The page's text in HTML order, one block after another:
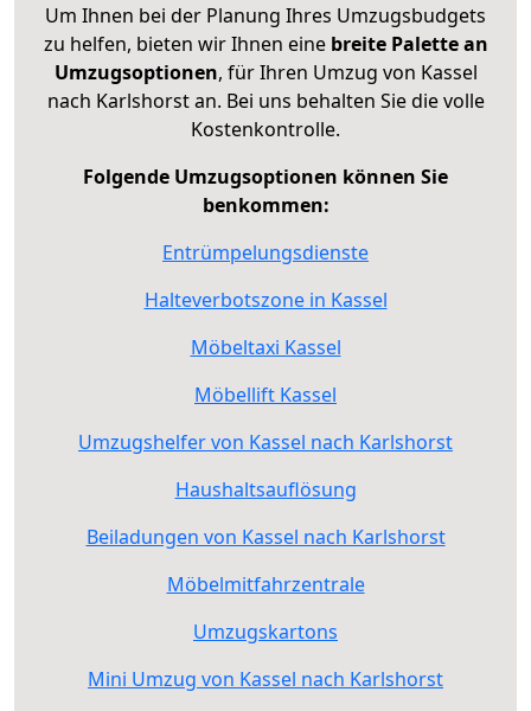
Um Ihnen bei der Planung Ihres Umzugsbudgets
zu helfen, bieten wir Ihnen eine breite Palette an
Umzugsoptionen, für Ihren Umzug von Kassel
nach Karlshorst an. Bei uns behalten Sie die volle
Kostenkontrolle.
Folgende Umzugsoptionen können Sie
benkommen:
Entrümpelungsdienste
Halteverbotszone in Kassel
Möbeltaxi Kassel
Möbellift Kassel
Umzugshelfer von Kassel nach Karlshorst
Haushaltsauflösung
Beiladungen von Kassel nach Karlshorst
Möbelmitfahrzentrale
Umzugskartons
Mini Umzug von Kassel nach Karlshorst